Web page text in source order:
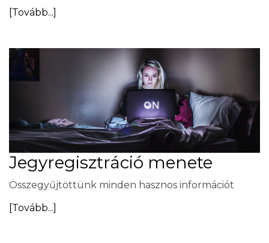
[Tovább...]
Jegyregisztráció menete
Összegyűjtöttünk minden hasznos információt
[Tovább...]